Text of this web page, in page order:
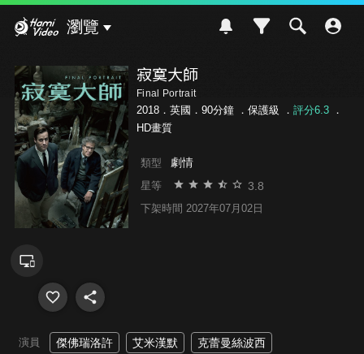
瀏覽
寂寞大師
Final Portrait
2018．英國．90分鐘 ． 保護級 ． 評分6.3．
HD畫質
類型 劇情
星等 3.8
下架時間 2027年07月02日
演員 傑佛瑞洛許 艾米漢默 克蕾曼絲波西